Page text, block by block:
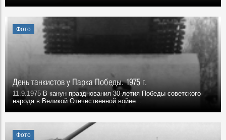
Фото
День танкистов у Парка Победы. 1975 г.
11.9.1975 В канун празднования 30-летия Победы советского
народа в Великой Отечественной войне...
Фото